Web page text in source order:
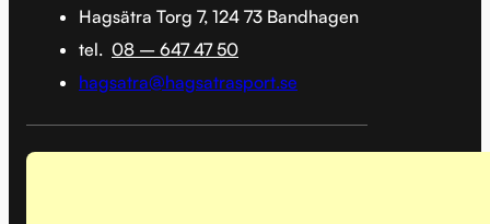
Hagsätra Torg 7, 124 73 Bandhagen
tel. 08 – 647 47 50
hagsatra@hagsatrasport.se